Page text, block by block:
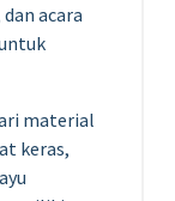
acara
material
keras,